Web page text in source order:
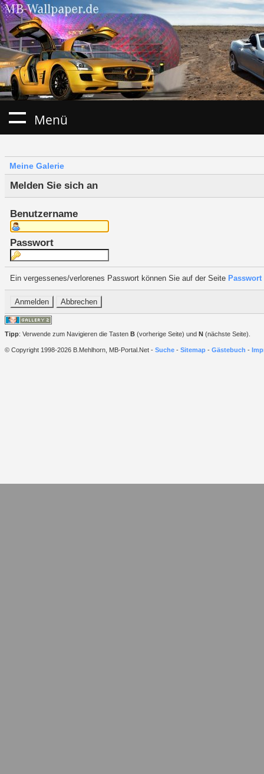
Menü
Meine Galerie
Melden Sie sich an
Benutzername
Passwort
Ein vergessenes/verlorenes Passwort können Sie auf der Seite
Tipp: Verwende zum Navigieren die Tasten B (vorherige Seite) und N (nächste Seite).
© Copyright 1998-2026 B.Mehlhorn, MB-Portal.Net - Suche - Sitemap - Gästebuch -